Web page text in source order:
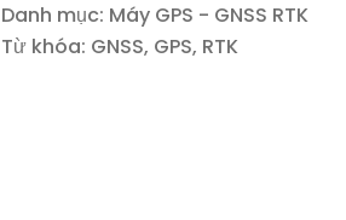
Danh mục: Máy GPS - GNSS RTK
Từ khóa: GNSS, GPS, RTK